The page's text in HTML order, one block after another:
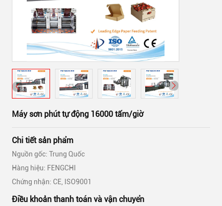
Máy sơn phút tự động 16000 tấm/giờ
Chi tiết sản phẩm
Nguồn gốc: Trung Quốc
Hàng hiệu: FENGCHI
Chứng nhận: CE, ISO9001
Điều khoản thanh toán và vận chuyển